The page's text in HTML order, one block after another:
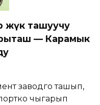
жүк ташуучу
— Карамык
заводго ташып,
чыгарып